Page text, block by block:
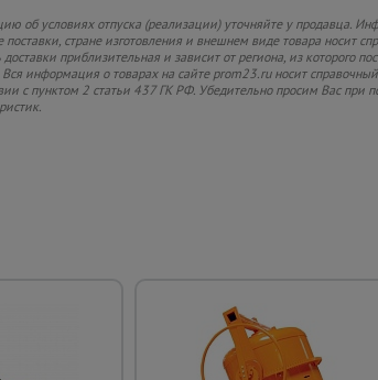
об условиях отпуска (реализации) уточняйте у продавца.
поставки, стране изготовления и внешнем виде товара носит
доставки приблизительная и зависит от региона, из которого
Вся информация о товарах на сайте prom23.ru носит
с пунктом 2 статьи 437 ГК РФ. Убедительно просим Вас